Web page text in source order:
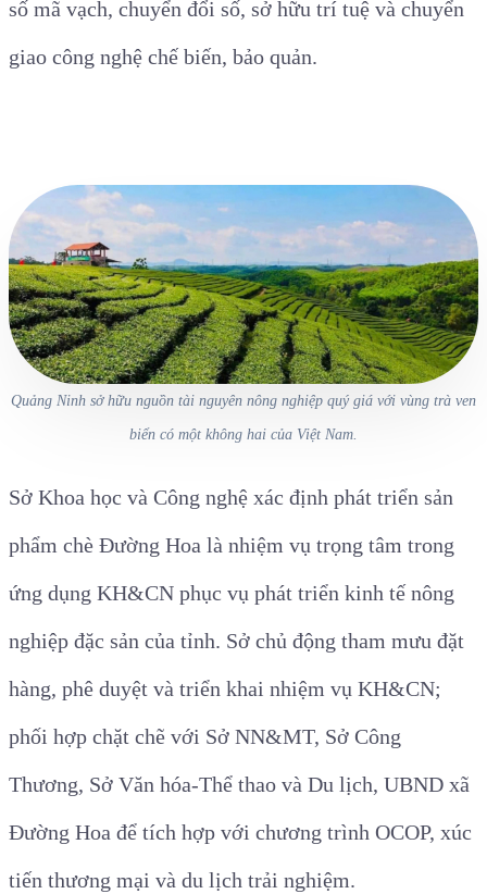
số mã vạch, chuyển đổi số, sở hữu trí tuệ và chuyển
giao công nghệ chế biến, bảo quản.
Quảng Ninh sở hữu nguồn tài nguyên nông nghiệp quý giá với vùng trà ven
biển có một không hai của Việt Nam.
Sở Khoa học và Công nghệ xác định phát triển sản
phẩm chè Đường Hoa là nhiệm vụ trọng tâm trong
ứng dụng KH&CN phục vụ phát triển kinh tế nông
nghiệp đặc sản của tỉnh. Sở chủ động tham mưu đặt
hàng, phê duyệt và triển khai nhiệm vụ KH&CN;
phối hợp chặt chẽ với Sở NN&MT, Sở Công
Thương, Sở Văn hóa-Thể thao và Du lịch, UBND xã
Đường Hoa để tích hợp với chương trình OCOP, xúc
tiến thương mại và du lịch trải nghiệm.